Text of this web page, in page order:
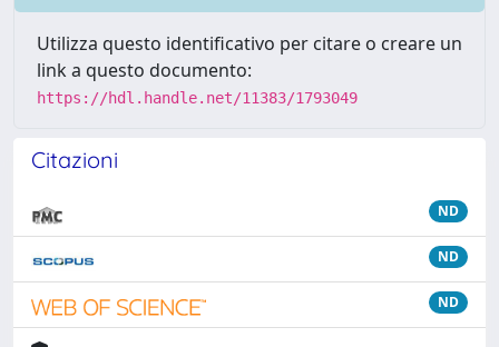
Utilizza questo identificativo per citare o creare un
link a questo documento:
https://hdl.handle.net/11383/1793049
Citazioni
ND
ND
ND